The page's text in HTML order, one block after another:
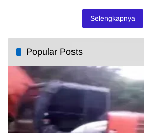
Selengkapnya
Popular Posts